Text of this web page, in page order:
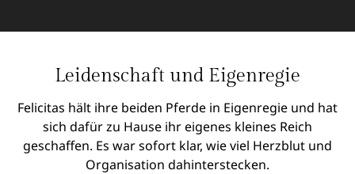
Leidenschaft und Eigenregie
Felicitas hält ihre beiden Pferde in Eigenregie und hat
sich dafür zu Hause ihr eigenes kleines Reich
geschaffen. Es war sofort klar, wie viel Herzblut und
Organisation dahinterstecken.